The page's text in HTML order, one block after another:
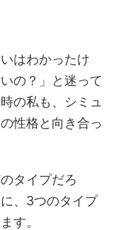
はわかったけ
の？」と迷って
の私も、シミュ
性格と向き合っ
タイプだろ
、3つのタイプ
す。